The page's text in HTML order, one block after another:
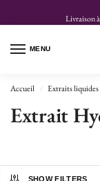
Livraison
MENU
Accueil / Extraits liquides
Extrait
SHOW FILTERS